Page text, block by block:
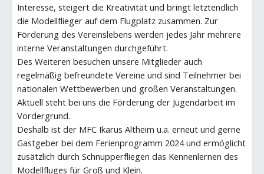
Interesse, steigert die Kreativität und bringt letztendlich
die Modellflieger auf dem Flugplatz zusammen. Zur
Förderung des Vereinslebens werden jedes Jahr mehrere
interne Veranstaltungen durchgeführt.
Des Weiteren besuchen unsere Mitglieder auch
regelmäßig befreundete Vereine und sind Teilnehmer bei
nationalen Wettbewerben und großen Veranstaltungen.
Aktuell steht bei uns die Förderung der Jugendarbeit im
Vordergrund.
Deshalb ist der MFC Ikarus Altheim u.a. erneut und gerne
Gastgeber bei dem Ferienprogramm 2024 und ermöglicht
zusätzlich durch Schnupperfliegen das Kennenlernen des
Modellfluges für Groß und Klein.